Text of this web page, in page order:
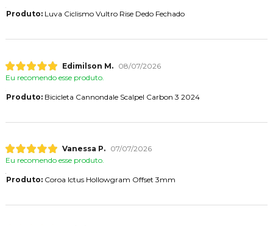
Produto:Luva Ciclismo Vultro Rise Dedo Fechado
Edimilson M.
08/07/2026
Eu recomendo esse produto.
Produto:Bicicleta Cannondale Scalpel Carbon 3 2024
Vanessa P.
07/07/2026
Eu recomendo esse produto.
Produto:Coroa Ictus Hollowgram Offset 3mm